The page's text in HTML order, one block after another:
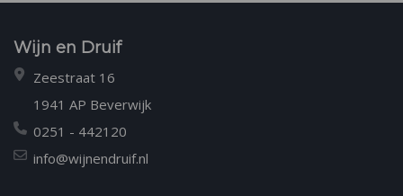
Wijn en Druif
Zeestraat 16
1941 AP Beverwijk
0251 - 442120
info@wijnendruif.nl